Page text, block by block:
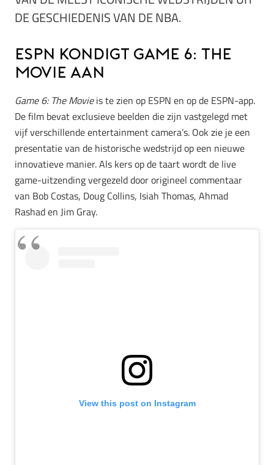
DE GESCHIEDENIS VAN DE NBA.
ESPN kondigt Game 6: The
Movie aan
Game 6: The Movieis te zien op ESPN en op de ESPN-app.
De film bevat exclusieve beelden die zijn vastgelegd met
vijf verschillende entertainment camera’s. Ook zie je een
presentatie van de historische wedstrijd op een nieuwe
innovatieve manier. Als kers op de taart wordt de live
game-uitzending vergezeld door origineel commentaar
van Bob Costas, Doug Collins, Isiah Thomas, Ahmad
Rashad en Jim Gray.
View this post on Instagram